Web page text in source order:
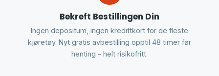
Bekreft Bestillingen Din
Ingen depositum, ingen kredittkort for de fleste
kjøretøy. Nyt gratis avbestilling opptil 48 timer før
henting - helt risikofritt.